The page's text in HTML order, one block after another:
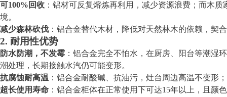
可100%回收 ：铝材可反复熔炼再利用，减少资源浪费；而木
境。
减少森林砍伐 ：铝合金替代木材，降低对天然林木的依赖，契
2. 耐用性优势
防水防潮，不发霉 ：铝合金完全不怕水，在厨房、阳台等潮湿
潮处理，长期接触水汽仍可能变形。
抗腐蚀耐高温 ：铝合金耐酸碱、抗油污，灶台周边高温不变形
超长使用寿命 ：铝合金柜体在正常使用下可达15年以上，且颜